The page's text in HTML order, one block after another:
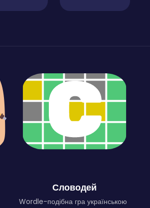
Словодей
Wordle-подібна гра українською